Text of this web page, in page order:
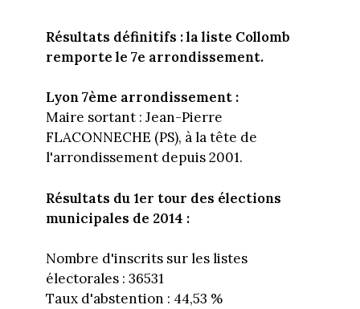
Résultats définitifs : la liste Collomb
remporte le 7e arrondissement.
Lyon 7ème arrondissement :
Maire sortant : Jean-Pierre
FLACONNECHE (PS), à la tête de
l'arrondissement depuis 2001.
Résultats du 1er tour des élections
municipales de 2014 :
Nombre d'inscrits sur les listes
électorales : 36531
Taux d'abstention : 44,53 %